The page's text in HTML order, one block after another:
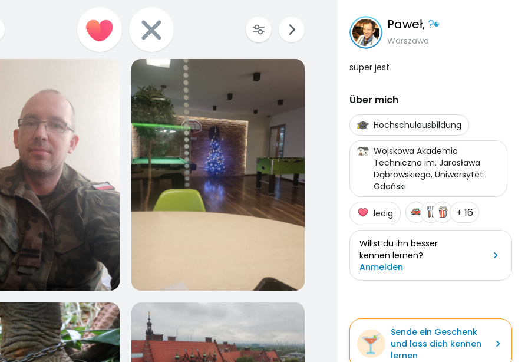
2
3
Paweł, ?
Warszawa
super jest
Über mich
Hochschulausbildung
Wojskowa Akademia
Techniczna im. Jarosława
Dąbrowskiego, Uniwersytet
Gdański
ledig + 16
Willst du ihn besser
kennen lernen?
Anmelden
Sende ein Geschenk
und lass dich kennen
lernen